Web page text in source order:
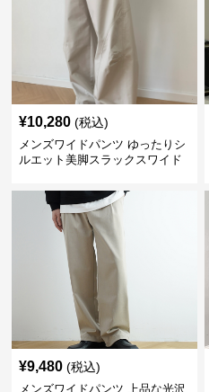
¥10,280 (税込)
メンズワイドパンツ ゆったりシ
ルエット美脚スラックスワイド
¥9,480 (税込)
メンズワイドパンツ 上品な光沢